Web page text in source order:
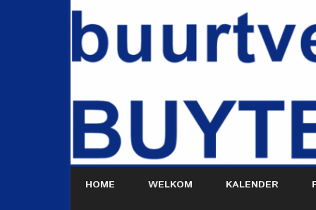
HOME WELKOM KALENDER